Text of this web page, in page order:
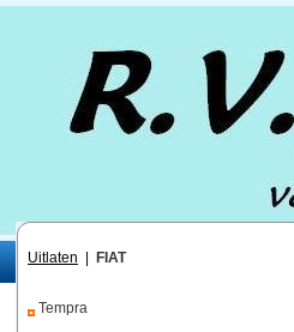
Uitlaten FIAT
Tempra